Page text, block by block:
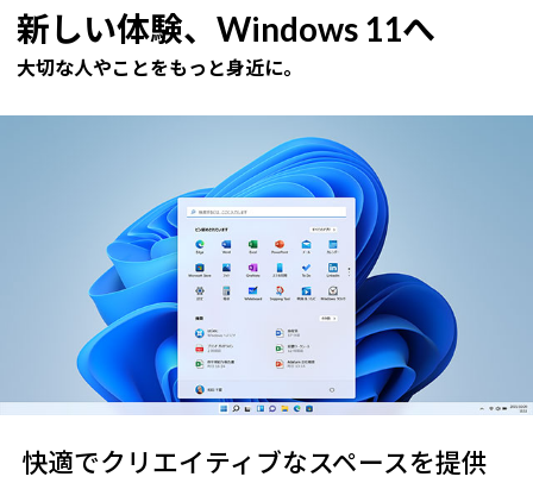
新しい体験、Windows 11へ
大切な人やことをもっと身近に。
快適でクリエイティブなスペースを提供